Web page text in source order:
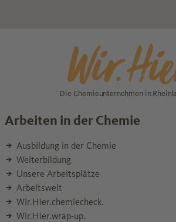
Die Chemieunternehmen in
Arbeiten in der Chemie
Ausbildung in der Chemie
Weiterbildung
Unsere Arbeitsplätze
Arbeitswelt
Wir.Hier.chemiecheck.
Wir.Hier.wrap-up.